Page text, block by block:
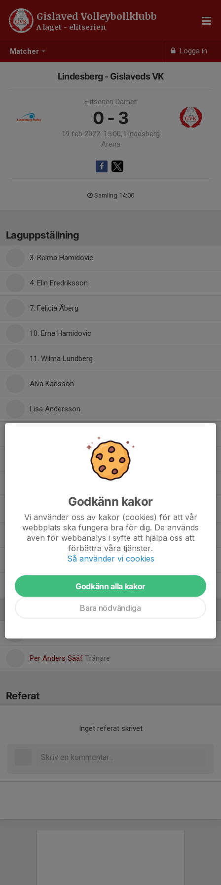
Matcher Logga in
Gislaved Volleybollklubb
A laget - elitserien
Lindesberg - Gislaveds VK
Elitserien Damer
0 - 3
19 feb 2022, 15:00, Lindesberg
Arena
Samling 14:00
Laguppställning
3. Belma Hamidovic
4. Elin Fredriksson
7. Felicia Åberg
10. Erna Hamidovic
11. Wilma Lundberg
Alva Karlsson
Lisa Andersson
Nina Stenvall
Ranka Djenadija
Tara Erin Maland
Per Anders Sääf Tränare
Referat
Inget referat skrivet
Godkänn kakor
Vi använder oss av kakor (cookies) för att vår
webbplats ska fungera bra för dig. De används
även för webbanalys i syfte att hjälpa oss att
förbättra våra tjänster.
Så använder vi cookies
Godkänn alla kakor
Bara nödvändiga